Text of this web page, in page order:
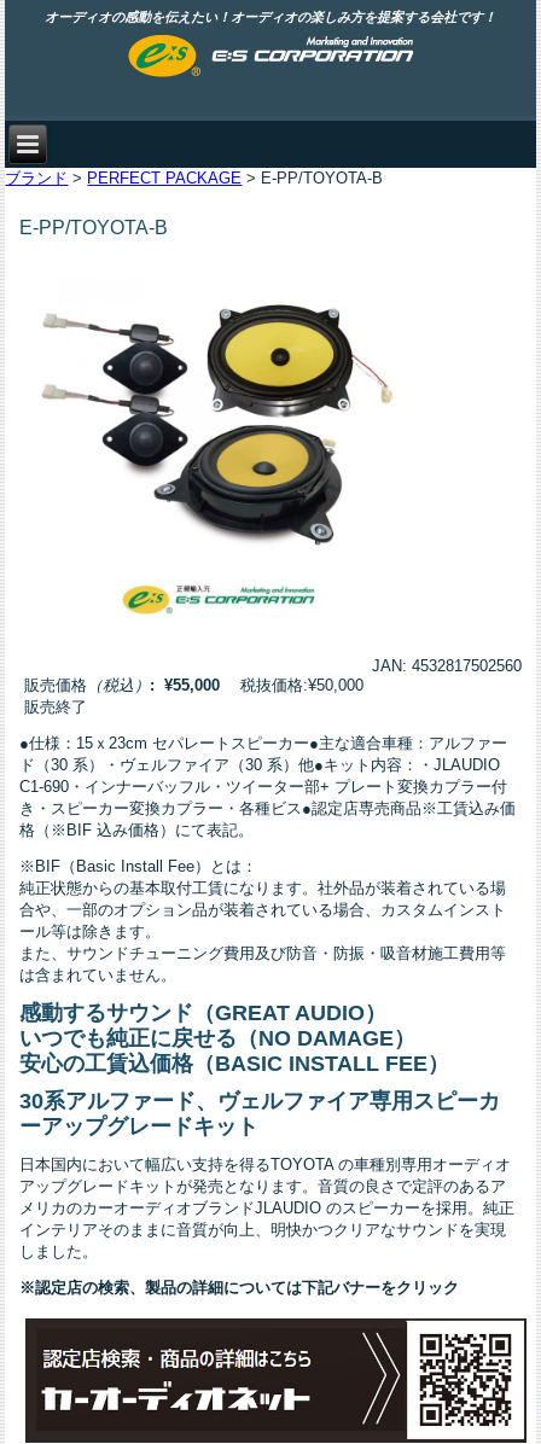
オーディオの感動を伝えたい！オーディオの楽しみ方を提案する会社です！
ブランド > PERFECT PACKAGE > E-PP/TOYOTA-B
E-PP/TOYOTA-B
JAN: 4532817502560
販売価格 （税込） : ¥55,000 税抜価格:¥50,000
販売終了
●仕様：15ｘ23cm セパレートスピーカー●主な適合車種：アルファー
ド（30 系）・ヴェルファイア（30 系）他●キット内容：・JLAUDIO
C1-690・インナーバッフル・ツイーター部+ プレート変換カプラー付
き・スピーカー変換カプラー・各種ビス●認定店専売商品※工賃込み価
格（※BIF 込み価格）にて表記。
※BIF（Basic Install Fee）とは：
純正状態からの基本取付工賃になります。社外品が装着されている場
合や、一部のオプション品が装着されている場合、カスタムインスト
ール等は除きます。
また、サウンドチューニング費用及び防音・防振・吸音材施工費用等
は含まれていません。
感動するサウンド（GREAT AUDIO）
いつでも純正に戻せる（NO DAMAGE）
安心の工賃込価格（BASIC INSTALL FEE）
30系アルファード、 ヴェルファイア専用スピーカ
ーアップグレードキット
日本国内において幅広い支持を得るTOYOTA の車種別専用オーディオ
アップグレードキットが発売となります。音質の良さで定評のあるア
メリカのカーオーディオブランドJLAUDIO のスピーカーを採用。純正
インテリアそのままに音質が向上、明快かつクリアなサウンドを実現
しました。
※認定店の検索、製品の詳細については下記バナーをクリック